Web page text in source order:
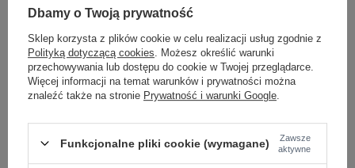
Marka
EX MODA
typ produktu
bluzka+szorty
casual
okazja
codzienne
wzór
gładki
dominujący
długość
krótka
Dbamy o Twoją prywatność
Sklep korzysta z plików cookie w celu realizacji usług zgodnie z
Polityką dotyczącą cookies . Możesz określić warunki
przechowywania lub dostępu do cookie w Twojej przeglądarce.
Więcej informacji na temat warunków i prywatności można
znaleźć także na stronie Prywatność i warunki Google
Funkcjonalne pliki cookie (wymagane)
Zawsze
aktywne